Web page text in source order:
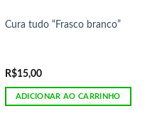
Cura tudo “Frasco branco”
R$15,00
ADICIONAR AO CARRINHO